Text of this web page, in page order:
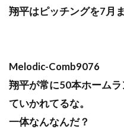
翔平はピッチングを7月
Melodic-Comb9076
翔平が常に50本ホーム
ていかれてるな。
一体なんなんだ？